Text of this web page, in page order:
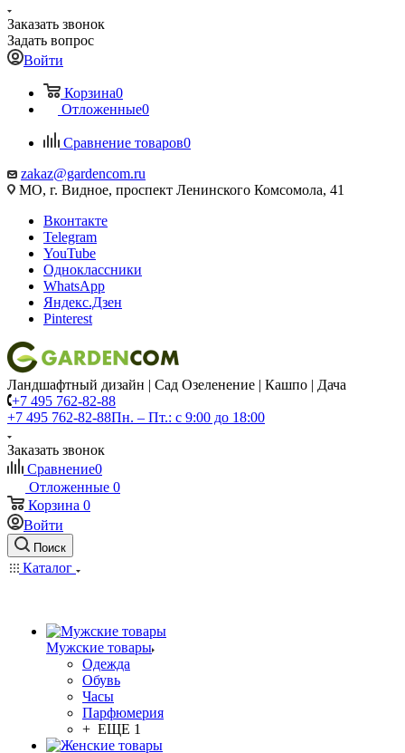
Заказать звонок
Задать вопрос
Войти
Корзина0
Отложенные0
Сравнение товаров0
zakaz@gardencom.ru
МО, г. Видное, проспект Ленинского Комсомола, 41
Вконтакте
Telegram
YouTube
Одноклассники
WhatsApp
Яндекс.Дзен
Pinterest
Ландшафтный дизайн | Сад Озеленение | Кашпо | Дача
+7 495 762-82-88
+7 495 762-82-88Пн. – Пт.: с 9:00 до 18:00
Заказать звонок
Сравнение0
Отложенные 0
Корзина 0
Войти
Поиск
Каталог
Мужские товары
Одежда
Обувь
Часы
Парфюмерия
+ ЕЩЕ 1